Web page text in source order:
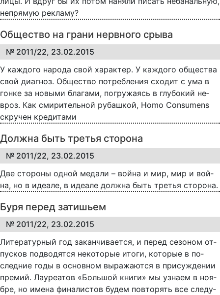
не­пря­мую рек­ла­му?
Общество на грани нервного срыва
№ 2011/22, 23.02.2015
У каж­до­го на­ро­да свой ха­рак­тер. У каж­до­го об­ще­ст­ва
свой ди­а­гноз. Об­ще­ст­во по­треб­ле­ния схо­дит с ума в
гон­ке за но­вы­ми бла­га­ми, по­гру­жа­ясь в глу­бо­кий не­
вроз. Как сми­ри­тель­ной ру­баш­кой, Homo Consumens
скру­чен кре­ди­та­ми
Должна быть третья сторона
№ 2011/22, 23.02.2015
Две сто­ро­ны од­ной ме­да­ли – вой­на и мир, мир и вой­
на, но в иде­а­ле, в иде­а­ле долж­на быть тре­тья сто­ро­на.
Буря перед затишьем
№ 2011/22, 23.02.2015
Ли­те­ра­тур­ный год за­кан­чи­ва­ет­ся, и пе­ред се­зо­ном от­
пу­с­ков под­во­дят­ся не­ко­то­рые ито­ги, ко­то­рые в по­
след­ние го­ды в ос­нов­ном вы­ра­жа­ют­ся в при­суж­де­нии
пре­мий. Ла­у­ре­а­тов «Боль­шой кни­ги» мы уз­на­ем в но­я­
б­ре, но име­на фи­на­ли­с­тов бу­дем по­вто­рять все сле­ду­